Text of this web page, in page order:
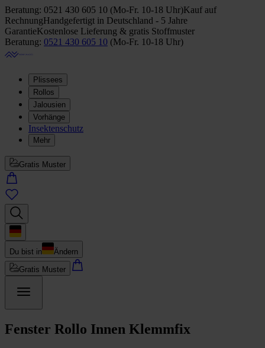
Beratung: 0521 430 605 10 (Mo-Fr. 10-18 Uhr)Kauf auf
RechnungHandgefertigt in Deutschland - 5 Jahre
GarantieKostenlose Lieferung & gratis Stoffmuster
Beratung: 0521 430 605 10 (Mo-Fr. 10-18 Uhr)
Plissees
Rollos
Jalousien
Vorhänge
Insektenschutz
Mehr
Gratis Muster
Du bist in
Ändern
Gratis Muster
Fenster Rollo Innen Klemmfix